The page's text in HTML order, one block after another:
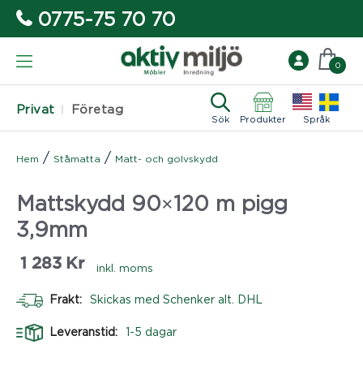
0775-75 70 70
Privat Företag
Sök Produkter Språk
0
Hem / Ståmatta / Matt- och golvskydd
Mattskydd 90×120 m pigg
3,9mm
1 283 Kr inkl. moms
Frakt: Skickas med Schenker alt. DHL
Leveranstid: 1-5 dagar